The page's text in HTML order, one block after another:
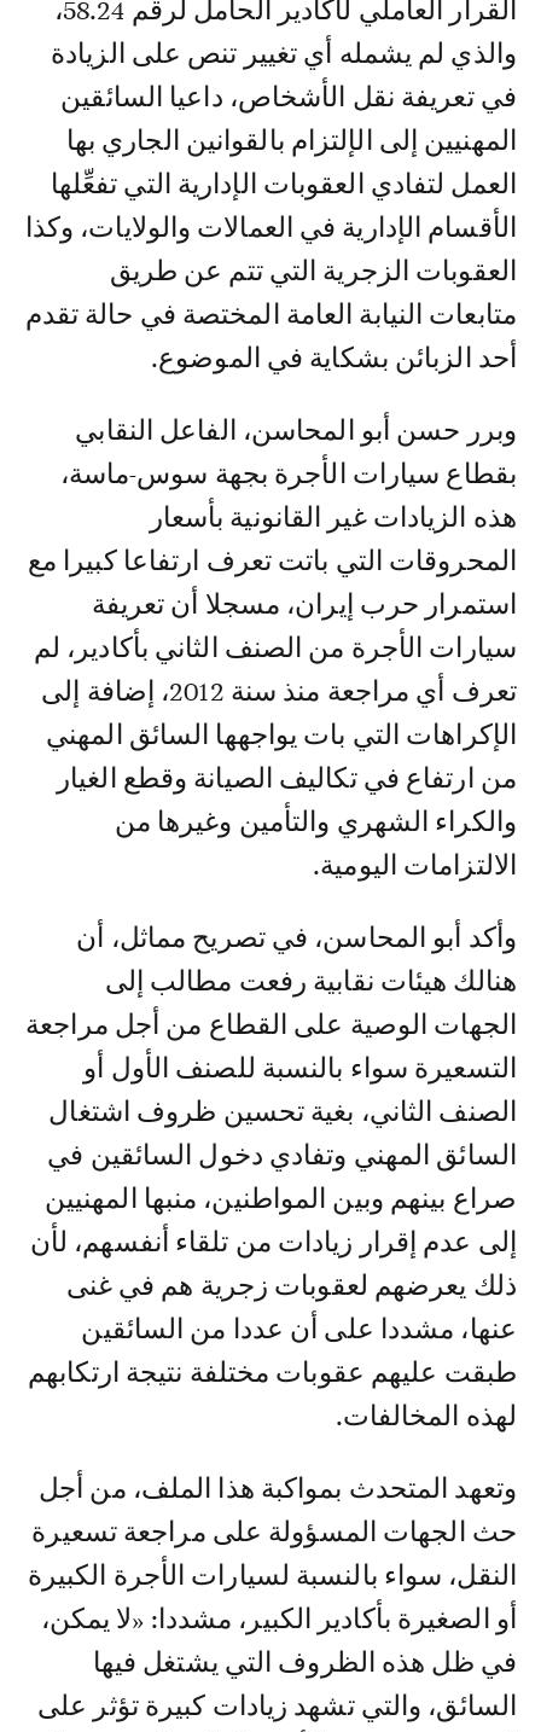
القرار العاملي لأكادير الحامل لرقم 58.24،
والذي لم يشمله أي تغيير تنص على الزيادة
في تعريفة نقل الأشخاص، داعيا السائقين
المهنيين إلى الإلتزام بالقوانين الجاري بها
العمل لتفادي العقوبات الإدارية التي تفعِّلها
الأقسام الإدارية في العمالات والولايات، وكذا
العقوبات الزجرية التي تتم عن طريق
متابعات النيابة العامة المختصة في حالة تقدم
أحد الزبائن بشكاية في الموضوع.
وبرر حسن أبو المحاسن، الفاعل النقابي
بقطاع سيارات الأجرة بجهة سوس-ماسة،
هذه الزيادات غير القانونية بأسعار
المحروقات التي باتت تعرف ارتفاعا كبيرا مع
استمرار حرب إيران، مسجلا أن تعريفة
سيارات الأجرة من الصنف الثاني بأكادير، لم
تعرف أي مراجعة منذ سنة 2012، إضافة إلى
الإكراهات التي بات يواجهها السائق المهني
من ارتفاع في تكاليف الصيانة وقطع الغيار
والكراء الشهري والتأمين وغيرها من
الالتزامات اليومية.
وأكد أبو المحاسن، في تصريح مماثل، أن
هنالك هيئات نقابية رفعت مطالب إلى
الجهات الوصية على القطاع من أجل مراجعة
التسعيرة سواء بالنسبة للصنف الأول أو
الصنف الثاني، بغية تحسين ظروف اشتغال
السائق المهني وتفادي دخول السائقين في
صراع بينهم وبين المواطنين، منبها المهنيين
إلى عدم إقرار زيادات من تلقاء أنفسهم، لأن
ذلك يعرضهم لعقوبات زجرية هم في غنى
عنها، مشددا على أن عددا من السائقين
طبقت عليهم عقوبات مختلفة نتيجة ارتكابهم
لهذه المخالفات.
وتعهد المتحدث بمواكبة هذا الملف، من أجل
حث الجهات المسؤولة على مراجعة تسعيرة
النقل، سواء بالنسبة لسيارات الأجرة الكبيرة
أو الصغيرة بأكادير الكبير، مشددا: «لا يمكن،
في ظل هذه الظروف التي يشتغل فيها
السائق، والتي تشهد زيادات كبيرة تؤثر على